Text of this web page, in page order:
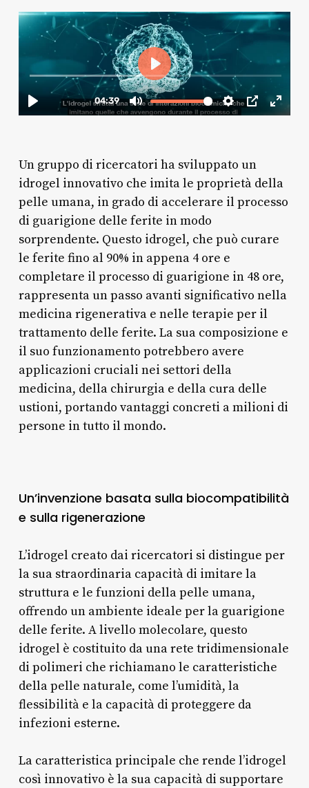
Un gruppo di ricercatori ha sviluppato un
idrogel innovativo che imita le proprietà della
pelle umana, in grado di accelerare il processo
di guarigione delle ferite in modo
sorprendente. Questo idrogel, che può curare
le ferite fino al 90% in appena 4 ore e
completare il processo di guarigione in 48 ore,
rappresenta un passo avanti significativo nella
medicina rigenerativa e nelle terapie per il
trattamento delle ferite. La sua composizione e
il suo funzionamento potrebbero avere
applicazioni cruciali nei settori della
medicina, della chirurgia e della cura delle
ustioni, portando vantaggi concreti a milioni di
persone in tutto il mondo.
Un’invenzione basata sulla biocompatibilità
e sulla rigenerazione
L’idrogel creato dai ricercatori si distingue per
la sua straordinaria capacità di imitare la
struttura e le funzioni della pelle umana,
offrendo un ambiente ideale per la guarigione
delle ferite. A livello molecolare, questo
idrogel è costituito da una rete tridimensionale
di polimeri che richiamano le caratteristiche
della pelle naturale, come l’umidità, la
flessibilità e la capacità di proteggere da
infezioni esterne.
La caratteristica principale che rende l’idrogel
così innovativo è la sua capacità di supportare